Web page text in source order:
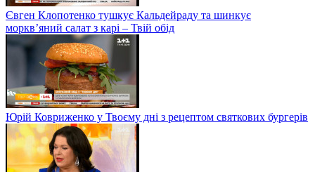
Євген Клопотенко тушкує Кальдейраду та шинкує
моркв’яний салат з карі – Твій обід
Юрій Ковриженко у Твоєму дні з рецептом святкових бургерів